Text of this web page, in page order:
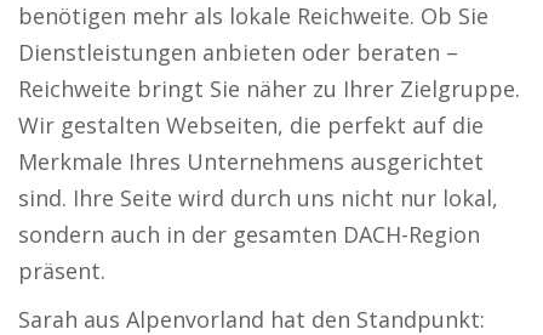
benötigen mehr als lokale Reichweite. Ob Sie
Dienstleistungen anbieten oder beraten –
Reichweite bringt Sie näher zu Ihrer Zielgruppe.
Wir gestalten Webseiten, die perfekt auf die
Merkmale Ihres Unternehmens ausgerichtet
sind. Ihre Seite wird durch uns nicht nur lokal,
sondern auch in der gesamten DACH-Region
präsent.
Sarah aus Alpenvorland hat den Standpunkt: